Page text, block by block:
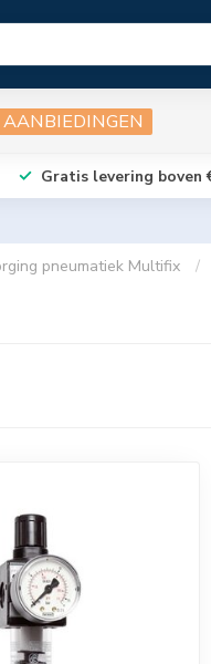
AANBIEDINGEN
Gratis levering boven
pneumatiek Multifix /